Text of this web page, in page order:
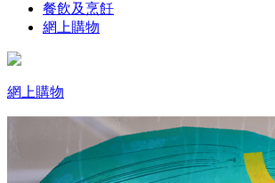
餐飲及烹飪
網上購物
網上購物